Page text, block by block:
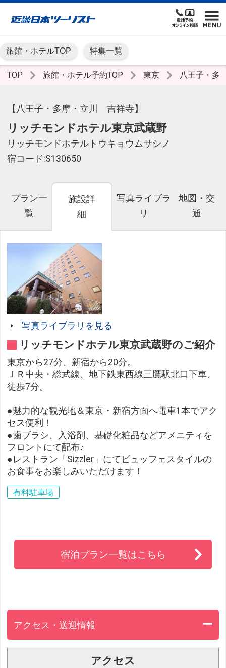
旅館・ホテルTOP 特集一覧
TOP 旅館・ホテル予約TOP 東京 八王子・多
【八王子・多摩・立川 吉祥寺】
リッチモンドホテル東京武蔵野
リッチモンドホテルトウキョウムサシノ
宿コード:S130650
プラン一
覧
施設詳
細
写真ライブラ
リ
地図・交
通
写真ライブラリを見る
リッチモンドホテル東京武蔵野のご紹介
東京から27分、新宿から20分。
ＪＲ中央・総武線、地下鉄東西線三鷹駅北口下車、
徒歩7分。
●魅力的な観光地＆東京・新宿方面へ電車1本でアク
セス便利！
●歯ブラシ、入浴剤、基礎化粧品などアメニティを
フロントにて配布♪
●レストラン「Sizzler」にてビュッフェスタイルの
お食事をお楽しみいただけます！
有料駐車場
宿泊プラン一覧はこちら
アクセス・送迎情報
アクセス